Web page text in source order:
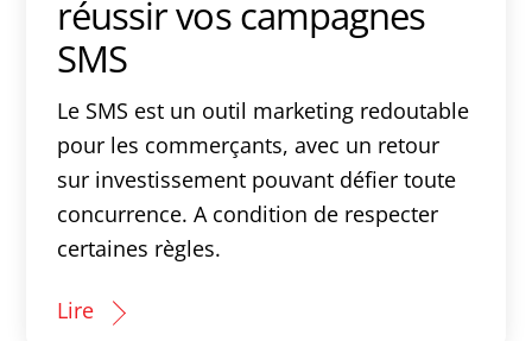
réussir vos campagnes
SMS
Le SMS est un outil marketing redoutable
pour les commerçants, avec un retour
sur investissement pouvant défier toute
concurrence. A condition de respecter
certaines règles.
Lire